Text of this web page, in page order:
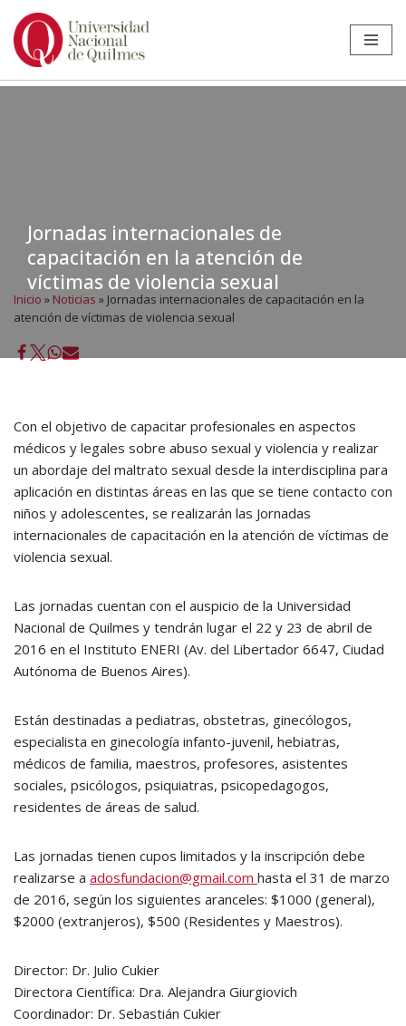
Ir
Jornadas internacionales de
capacitación en la atención de
víctimas de violencia sexual
Inicio » Noticias » Jornadas internacionales de capacitación en la
atención de víctimas de violencia sexual
Con el objetivo de capacitar profesionales en aspectos
médicos y legales sobre abuso sexual y violencia y realizar
un abordaje del maltrato sexual desde la interdisciplina para
aplicación en distintas áreas en las que se tiene contacto con
niños y adolescentes, se realizarán las Jornadas
internacionales de capacitación en la atención de víctimas de
violencia sexual.
Las jornadas cuentan con el auspicio de la Universidad
Nacional de Quilmes y tendrán lugar el 22 y 23 de abril de
2016 en el Instituto ENERI (Av. del Libertador 6647, Ciudad
Autónoma de Buenos Aires).
Están destinadas a pediatras, obstetras, ginecólogos,
especialista en ginecología infanto-juvenil, hebiatras,
médicos de familia, maestros, profesores, asistentes
sociales, psicólogos, psiquiatras, psicopedagogos,
residentes de áreas de salud.
Las jornadas tienen cupos limitados y la inscripción debe
realizarse a adosfundacion@gmail.com hasta el 31 de marzo
de 2016, según los siguientes aranceles: $1000 (general),
$2000 (extranjeros), $500 (Residentes y Maestros).
Director: Dr. Julio Cukier
Directora Científica: Dra. Alejandra Giurgiovich
Coordinador: Dr. Sebastián Cukier